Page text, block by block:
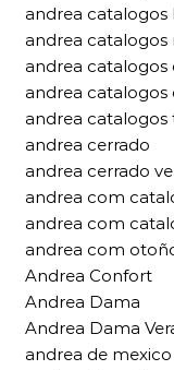
andrea
andrea catalogos
andrea catalogos
andrea catalogos
andrea catalogos
andrea cerrado
andrea cerrado
andrea com
andrea com
andrea com
Andrea Confort
Andrea Dama
Andrea Dama
andrea de mexico